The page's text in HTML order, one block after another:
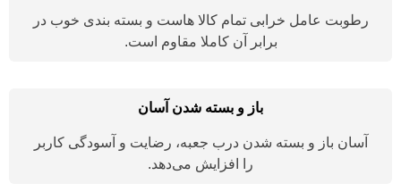
رطوبت عامل خرابی تمام کالا هاست و بسته بندی خوب در
برابر آن کاملا مقاوم است.
باز و بسته شدن آسان
آسان باز و بسته شدن درب جعبه، رضایت و آسودگی کاربر
را افزایش می‌دهد.